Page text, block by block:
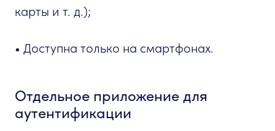
карты и т. д.);
• Доступна только на смартфонах.
Отдельное приложение для
аутентификации